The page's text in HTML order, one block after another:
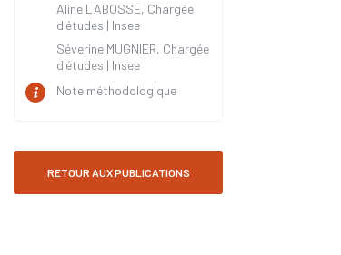
Aline LABOSSE, Chargée
d'études | Insee
Séverine MUGNIER, Chargée
d'études | Insee
Note méthodologique
RETOUR AUX PUBLICATIONS